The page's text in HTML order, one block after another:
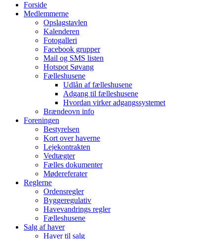
Forside
Medlemmerne
Opslagstavlen
Kalenderen
Fotogalleri
Facebook grupper
Mail og SMS listen
Hotspot Søvang
Fælleshusene
Udlån af fælleshusene
Adgang til fælleshusene
Hvordan virker adgangssystemet
Brændeovn info
Foreningen
Bestyrelsen
Kort over haverne
Lejekontrakten
Vedtægter
Fælles dokumenter
Mødereferater
Reglerne
Ordensregler
Byggeregulativ
Havevandrings regler
Fælleshusene
Salg af haver
Haver til salg